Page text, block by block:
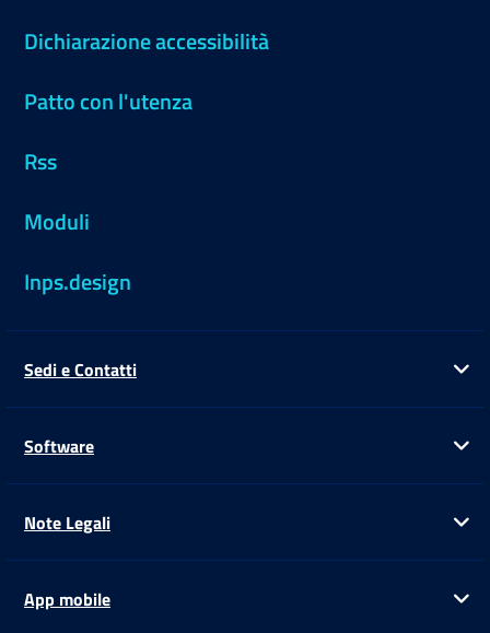
Dichiarazione accessibilità
Patto con l'utenza
Rss
Moduli
Inps.design
Sedi e Contatti
Software
Note Legali
App mobile